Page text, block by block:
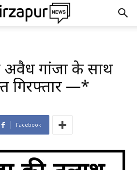
अवैध गांजा के साथ
गिरफ्तार —*
Facebook